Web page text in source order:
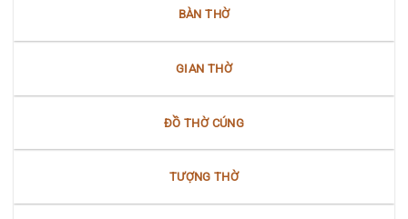
BÀN THỜ
GIAN THỜ
ĐỒ THỜ CÚNG
TƯỢNG THỜ